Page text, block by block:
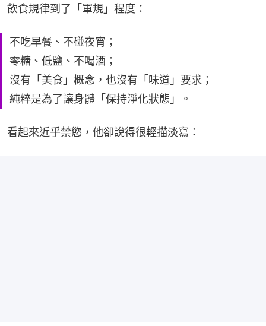
飲食規律到了「軍規」程度：
不吃早餐、不碰夜宵；
零糖、低鹽、不喝酒；
沒有「美食」概念，也沒有「味道」要求；
純粹是為了讓身體「保持淨化狀態」。
看起來近乎禁慾，他卻說得很輕描淡寫：